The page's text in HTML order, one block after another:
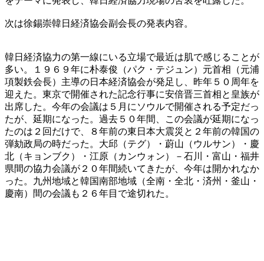
次は徐錫崇韓日経済協会副会長の発表内容。
韓日経済協力の第一線にいる立場で最近は肌で感じることが
多い。１９６９年に朴泰俊（パク・テジュン）元首相（元浦
項製鉄会長）主導の日本経済協会が発足し、昨年５０周年を
迎えた。東京で開催された記念行事に安倍晋三首相と皇族が
出席した。今年の会議は５月にソウルで開催される予定だっ
たが、延期になった。過去５０年間、この会議が延期になっ
たのは２回だけで、８年前の東日本大震災と２年前の韓国の
弾劾政局の時だった。大邱（テグ）・蔚山（ウルサン）・慶
北（キョンブク）・江原（カンウォン）－石川・富山・福井
県間の協力会議が２０年間続いてきたが、今年は開かれなか
った。九州地域と韓国南部地域（全南・全北・済州・釜山・
慶南）間の会議も２６年目で途切れた。